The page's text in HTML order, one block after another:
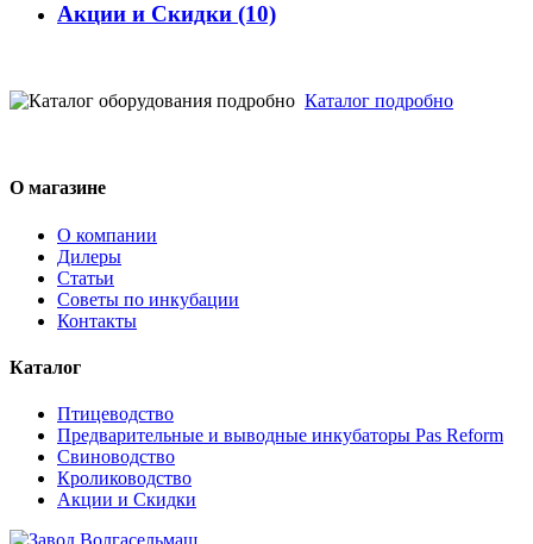
Акции и Скидки (10)
Каталог подробно
О магазине
О компании
Дилеры
Статьи
Советы по инкубации
Контакты
Каталог
Птицеводство
Предварительные и выводные инкубаторы Pas Reform
Свиноводство
Кролиководство
Акции и Скидки